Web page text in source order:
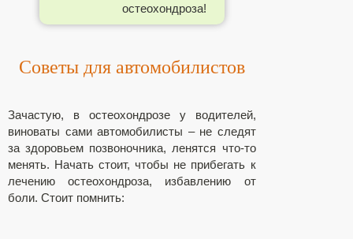
остеохондроза!
Советы для автомобилистов
Зачастую, в остеохондрозе у водителей,
виноваты сами автомобилисты – не следят
за здоровьем позвоночника, ленятся что-то
менять. Начать стоит, чтобы не прибегать к
лечению остеохондроза, избавлению от
боли. Стоит помнить: